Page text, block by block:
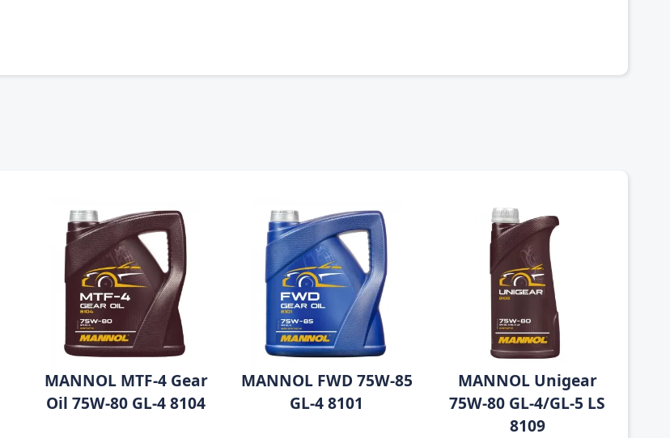
MANNOL MTF-4 Gear
Oil 75W-80 GL-4 8104
MANNOL FWD 75W-85
GL-4 8101
MANNOL Unigear
75W-80 GL-4/GL-5 LS
8109